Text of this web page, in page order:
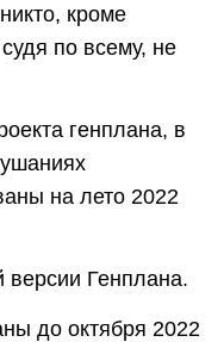
кроме
по всему, не
генплана, в
на лето 2022
версии Генплана.
до октября 2022